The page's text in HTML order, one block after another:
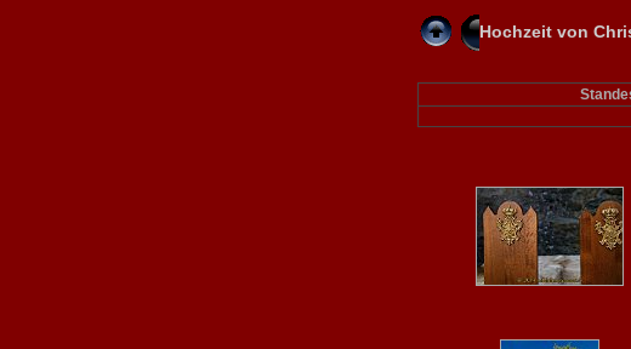
Hochzeit von